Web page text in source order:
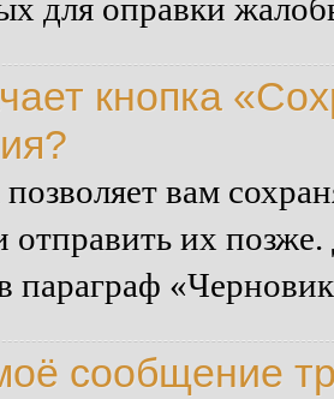
для оправки
кнопка
вам
отправить их
параграф
сообщение